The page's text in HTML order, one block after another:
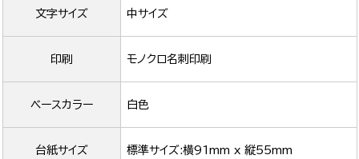
文字サイズ 中サイズ
印刷 モノクロ名刺印刷
ベースカラー 白色
台紙サイズ 標準サイズ:横91mm x 縦55mm